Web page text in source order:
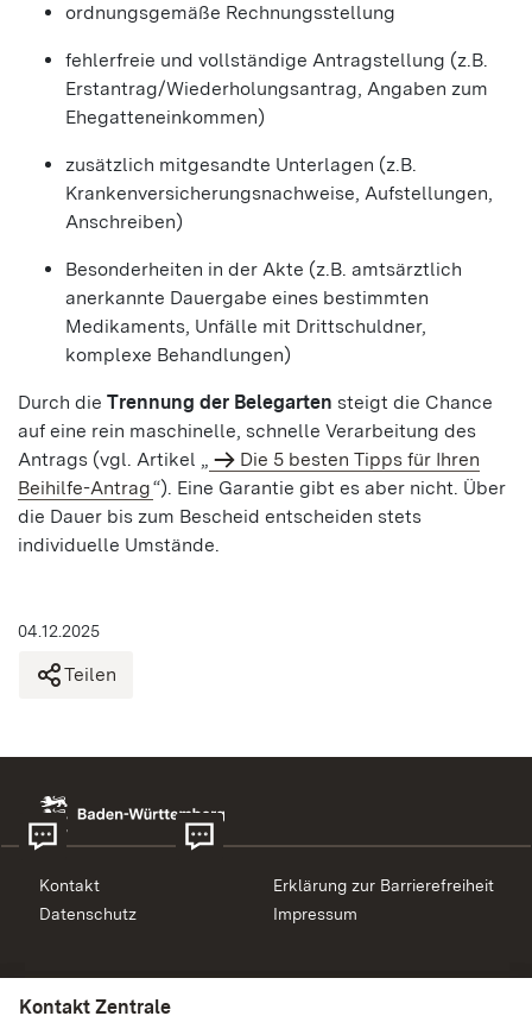
04.12.2025
Teilen
ordnungsgemäße Rechnungsstellung
fehlerfreie und vollständige Antragstellung (z.B.
Erstantrag/Wiederholungsantrag, Angaben zum
Ehegatteneinkommen)
zusätzlich mitgesandte Unterlagen (z.B.
Krankenversicherungsnachweise, Aufstellungen,
Anschreiben)
Besonderheiten in der Akte (z.B. amtsärztlich
anerkannte Dauergabe eines bestimmten
Medikaments, Unfälle mit Drittschuldner,
komplexe Behandlungen)
Durch die Trennung der Belegarten steigt die Chance
auf eine rein maschinelle, schnelle Verarbeitung des
Antrags (vgl. Artikel „
Die 5 besten Tipps für Ihren
Beihilfe-Antrag“). Eine Garantie gibt es aber nicht. Über
die Dauer bis zum Bescheid entscheiden stets
individuelle Umstände.
Kontakt
Datenschutz
Erklärung zur Barrierefreiheit
Impressum
Kontakt Beihilfe
Kontakt Zentrale